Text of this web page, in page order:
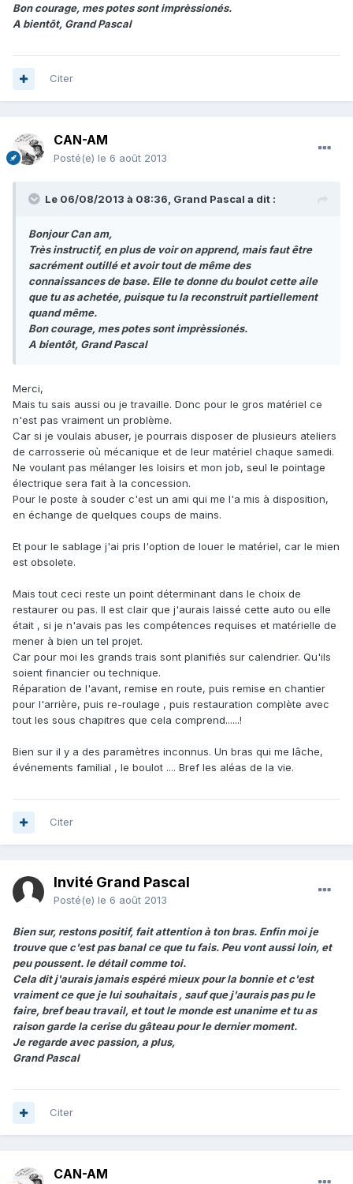
Bon courage, mes potes sont imprèssionés.
A bientôt, Grand Pascal
Citer
CAN-AM
Posté(e) le 6 août 2013
Le 06/08/2013 à 08:36, Grand Pascal a dit :
Bonjour Can am,
Très instructif, en plus de voir on apprend, mais faut être
sacrément outillé et avoir tout de même des
connaissances de base. Elle te donne du boulot cette aile
que tu as achetée, puisque tu la reconstruit partiellement
quand même.
Bon courage, mes potes sont imprèssionés.
A bientôt, Grand Pascal
Merci,
Mais tu sais aussi ou je travaille. Donc pour le gros matériel ce
n'est pas vraiment un problème.
Car si je voulais abuser, je pourrais disposer de plusieurs ateliers
de carrosserie où mécanique et de leur matériel chaque samedi.
Ne voulant pas mélanger les loisirs et mon job, seul le pointage
électrique sera fait à la concession.
Pour le poste à souder c'est un ami qui me l'a mis à disposition,
en échange de quelques coups de mains.
Et pour le sablage j'ai pris l'option de louer le matériel, car le mien
est obsolete.
Mais tout ceci reste un point déterminant dans le choix de
restaurer ou pas. Il est clair que j'aurais laissé cette auto ou elle
était , si je n'avais pas les compétences requises et matérielle de
mener à bien un tel projet.
Car pour moi les grands trais sont planifiés sur calendrier. Qu'ils
soient financier ou technique.
Réparation de l'avant, remise en route, puis remise en chantier
pour l'arrière, puis re-roulage , puis restauration complète avec
tout les sous chapitres que cela comprend......!
Bien sur il y a des paramètres inconnus. Un bras qui me lâche,
événements familial , le boulot .... Bref les aléas de la vie.
Citer
Invité Grand Pascal
Posté(e) le 6 août 2013
Bien sur, restons positif, fait attention à ton bras. Enfin moi je
trouve que c'est pas banal ce que tu fais. Peu vont aussi loin, et
peu poussent. le détail comme toi.
Cela dit j'aurais jamais espéré mieux pour la bonnie et c'est
vraiment ce que je lui souhaitais , sauf que j'aurais pas pu le
faire, bref beau travail, et tout le monde est unanime et tu as
raison garde la cerise du gâteau pour le dernier moment.
Je regarde avec passion, a plus,
Grand Pascal
Citer
CAN-AM